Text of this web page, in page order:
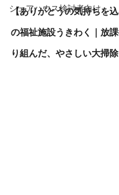
シェアハウス検討者向け
【ありがとうの気持ちを
の福祉施設うきわく｜放
り組んだ、やさしい大掃除